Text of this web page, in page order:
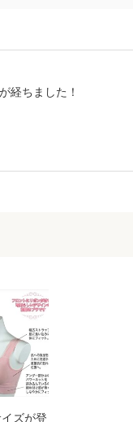
経ちました！
ズが登